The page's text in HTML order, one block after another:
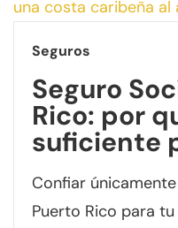
Seguros
Seguro
Rico: por
suficiente
Confiar
Puerto Rico para